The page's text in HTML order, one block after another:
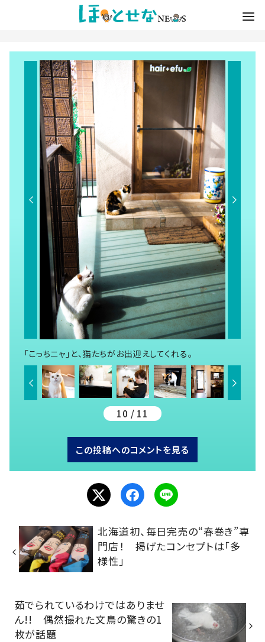
「こっちニャ」と、猫たちがお出迎えしてくれる。
10 / 11
この投稿へのコメントを見る
北海道初、毎日完売の“春巻き”専
門店！ 掲げたコンセプトは「多
様性」
茹でられているわけではありませ
ん!! 偶然撮れた文鳥の驚きの1
枚が話題